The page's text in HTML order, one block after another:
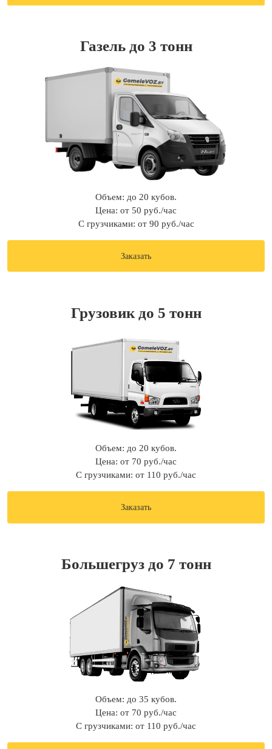
Газель до 3 тонн
Объем: до 20 кубов.
Цена: от 50 руб./час
С грузчиками: от 90 руб./час
Заказать
Грузовик до 5 тонн
Объем: до 20 кубов.
Цена: от 70 руб./час
С грузчиками: от 110 руб./час
Заказать
Большегруз до 7 тонн
Объем: до 35 кубов.
Цена: от 70 руб./час
С грузчиками: от 110 руб./час